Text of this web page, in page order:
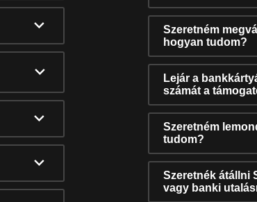
Szeretném
hogyan tudom?
Lejár a
számát a
Szeretném
tudom?
Szeretnék átállni
vagy banki